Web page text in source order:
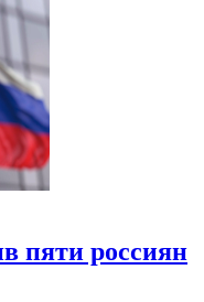
пяти россиян